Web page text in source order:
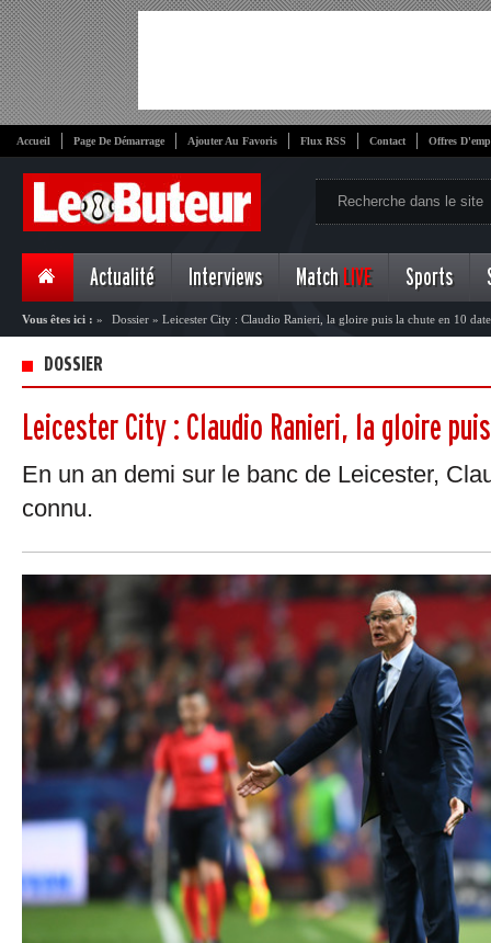
Accueil Page De Démarrage Ajouter Au Favoris Flux RSS Contact Offres
Actualité Interviews Match LIVE Sports
Vous êtes ici : » Dossier » Leicester City : Claudio Ranieri, la gloire puis la chute en 10
DOSSIER
Leicester City : Claudio Ranieri, la gloire
En un an demi sur le banc de Leicester,
connu.